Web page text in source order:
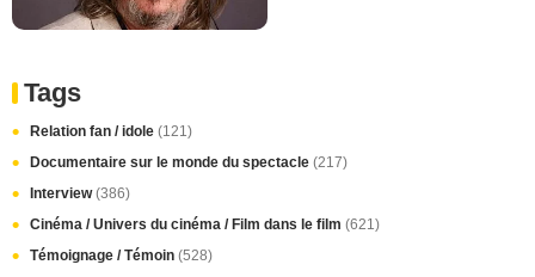
Tags
Relation fan / idole (121)
Documentaire sur le monde du spectacle (217)
Interview(386)
Cinéma / Univers du cinéma / Film dans le film (621)
Témoignage / Témoin (528)